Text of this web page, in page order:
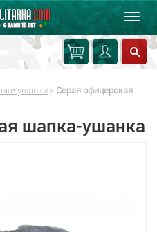
ушанки » Серая офицерская
шапка-ушанка